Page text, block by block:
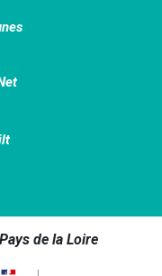
de la Loire